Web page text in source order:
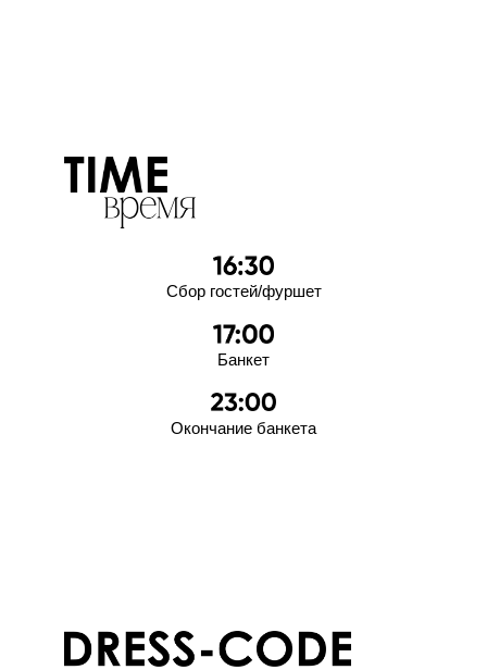
Сбор гостей/фуршет
Банкет
Окончание банкета